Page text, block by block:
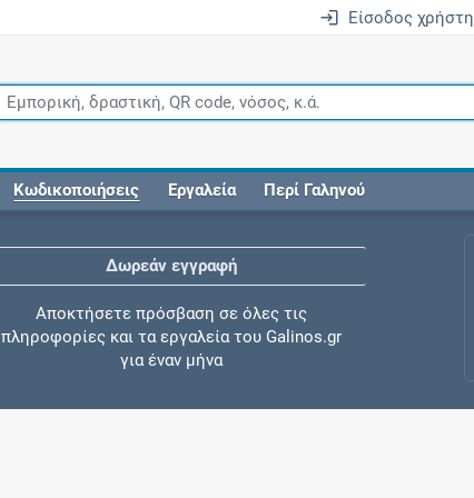
Είσοδος χρήστη
Κωδικοποιήσεις Εργαλεία Περί Γαληνού
Δωρεάν εγγραφή
Αποκτήσετε πρόσβαση σε όλες τις
πληροφορίες και τα εργαλεία του Galinos.gr
για έναν μήνα